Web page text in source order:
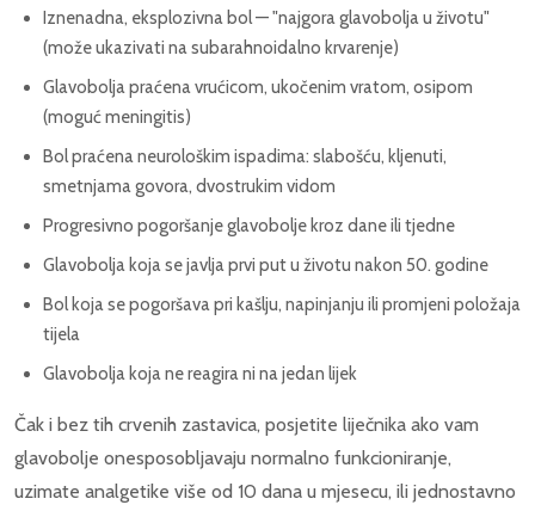
Iznenadna, eksplozivna bol — "najgora glavobolja u životu"
(može ukazivati na subarahnoidalno krvarenje)
Glavobolja praćena vrućicom, ukočenim vratom, osipom
(moguć meningitis)
Bol praćena neurološkim ispadima: slabošću, kljenuti,
smetnjama govora, dvostrukim vidom
Progresivno pogoršanje glavobolje kroz dane ili tjedne
Glavobolja koja se javlja prvi put u životu nakon 50. godine
Bol koja se pogoršava pri kašlju, napinjanju ili promjeni položaja
tijela
Glavobolja koja ne reagira ni na jedan lijek
Čak i bez tih crvenih zastavica, posjetite liječnika ako vam
glavobolje onesposobljavaju normalno funkcioniranje,
uzimate analgetike više od 10 dana u mjesecu, ili jednostavno